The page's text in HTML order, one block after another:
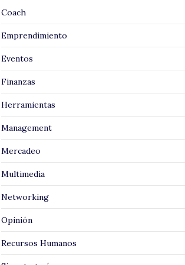
Coach
Emprendimiento
Eventos
Finanzas
Herramientas
Management
Mercadeo
Multimedia
Networking
Opinión
Recursos Humanos